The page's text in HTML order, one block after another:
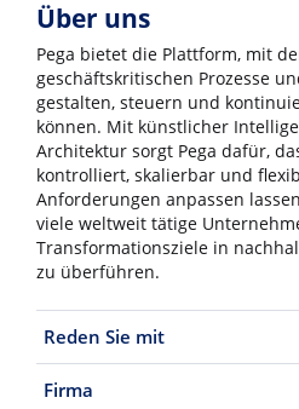
Über uns
Pega bietet die Plattform, mit
geschäftskritischen Prozesse
gestalten, steuern und
können. Mit künstlicher
Architektur sorgt Pega dafür,
kontrolliert, skalierbar und
Anforderungen anpassen
viele weltweit tätige
Transformationsziele in
zu überführen.
Reden Sie mit
Firma